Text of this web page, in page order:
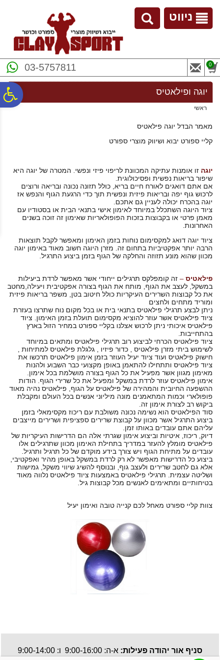
נגישות
ניווט
03-5757811 0
יוגה ופילאטיס
ראשי
מאמר הבדל יוגה פילאטיס
קליי ספורט יבוא ושיווק מוצרי ספורט
יוגה זו אומנות עתיקה המכוונת לריפוי פיזי ונפשי. המטרה של יוגה היא
שיפור בריאות נפשית ופסיכולוגית.
אם אתם דואגים לאורח חיים בריא, כולל תזונה נכונה ובריאה ורוצים
לרכוש גוף יפה ובריאות פיזית ונפשית תוך כדי הרגעת הגוף והנפש אז
יוגה בהכרח יכולה לעניין גם אתכם.
ציוד היוגה השתכלל במיוחד לאימון אישי בתנאי הבית או בסטודיו עם
מאמן פרטי או בקבוצות בזכות הפופולאריות שאימון זה זוכה בשנים
האחרונות.
ציוד יוגה דואג למקסימום נוחות בזמן האימון ומאפשר לקבל תוצאות
הרבה יותר אפקטיביות בתחום זה. מזרן היוגה חשוב מאוד באימון יוגה
מכוון שהוא מונע תזוזה והחלקה של הגוף בזמן ביצוע התרגיל.
פילאטיס – זה קומפלקס תרגילים ייחודי אשר מאפשר לרדת ביעילות
במשקל, לעצב את הגוף, מותח את הגוף בצורה אפקטיבית ויעילה,מחטב
את כל קבוצות השרירים העיקריות כולל חיטוב בטן, משפר בריאות פיזית
ומוריד מתחים ולחצים
ניתן לבצע תרגילי פילאטיס בתנאי בית או בכל מקום נוח שתרצו בעזרת
ציוד פילאטיס אשר עוזר להוציא מקסימום תועלת בזמן האימון. ציוד
פילאטיס איכותי ניתן לרכוש אצלנו בקליי ספורט במחיר הזול בארץ
בהתחייבות.
ציוד פילאטיס הכרחי לביצוע רוב תרגילי פילאטיס ומתאים במיוחד
לשימוש ביתי מזרן פילאטיס , כדור פיזיו , גלגלת פילאטיס למתיחות ,
חישוק פילאטיס ועוד ציוד יעיל העוזר בזמן אימון פילאטיס תרכשו את
ציוד פילאטיס ותתחילו להתאמן באופן מקצועי כבר השבוע ולהנות
מאימון מגוון אשר מפעיל את כל הגוף בצורה מושלמת בכל אימון.
אימון פילאטיס עוזר לרדת במשקל ומפעיל את כל שרירי הגוף. הודות
ההשפעה החיובית והמהירה של פילאטיס על הגוף, פילאטיס נהיה מאוד
פופולארי וכמות המתאמנים מונה מיליוני אנשים בכל העולם ומקבלת
ביקוש רב לצורת אימון זה.
סוד הפילאטיס הוא נשימה נכונה משולבת עם ריכוז מקסימאלי בזמן
ביצוע התרגיל אשר מכוון על קבוצת שרירים ספציפית ושרירים מייצבים
עליהם אתם עובדים באותו זמן.
דיוק, ריכוז, איטיות וביצוע אימון שגרתי אלה הם הדרישות העיקריות של
פילאטיס מומלץ להעזר במדריך בתחילת האימון מכוון שתרגילים אלו
עובדים על מתיחת הגוף ויש צורך בידע מוקדם של כל תרגיל ותרגיל.
ביצוע כל הדרישות מאפשר לא רק לרדת במשקל באופן מהיר ואפקטיבי,
אלא גם לחטב שרירים ולעצב גוף, ובנוסף להשיג שיווי משקל, גמישות
ושליטה עצמית. תרגילי פילאטיס באמצעות ציוד פילאטיס נלווה מאוד
בטיחותיים ומתאימים לאנשים מכל קבוצות גיל.
צוות קליי ספורט מאחל לכם קנייה טובה ואימון יעיל
סניף אור יהודה פעילות: א-ה: 9:00-16:00 ו: 9:00-14:00